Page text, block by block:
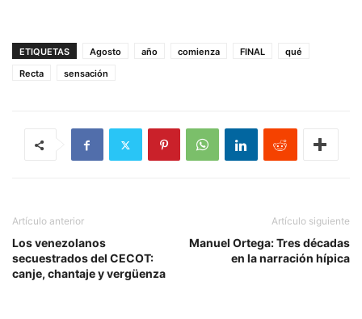
ETIQUETAS Agosto año comienza FINAL
qué
Recta
sensación
Artículo anterior
Los venezolanos
secuestrados del CECOT:
canje, chantaje y vergüenza
Artículo siguiente
Manuel Ortega: Tres décadas
en la narración hípica